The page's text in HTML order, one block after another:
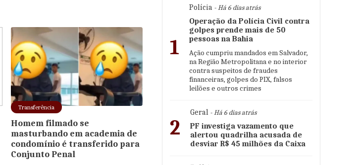
Transferência
Homem filmado se
masturbando em academia de
condomínio é transferido para
Conjunto Penal
1
Polícia - Há 6 dias atrás
Operação da Polícia Civil contra
golpes prende mais de 50
pessoas na Bahia
Ação cumpriu mandados em Salvador,
na Região Metropolitana e no interior
contra suspeitos de fraudes
financeiras, golpes do PIX, falsos
leilões e outros crimes
2
Geral - Há 6 dias atrás
PF investiga vazamento que
alertou quadrilha acusada de
desviar R$ 45 milhões da Caixa